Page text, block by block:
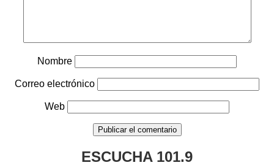
Nombre
Correo electrónico
Web
ESCUCHA 101.9